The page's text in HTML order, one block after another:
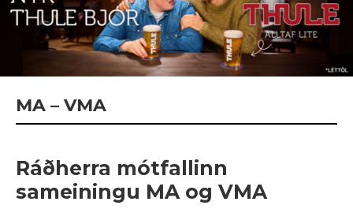
MA – VMA
Ráðherra mótfallinn
sameiningu MA og VMA